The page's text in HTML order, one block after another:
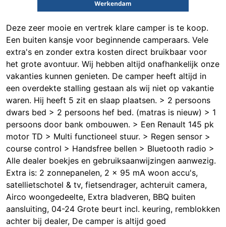
Deze zeer mooie en vertrek klare camper is te koop.
Een buiten kansje voor beginnende camperaars. Vele
extra's en zonder extra kosten direct bruikbaar voor
het grote avontuur. Wij hebben altijd onafhankelijk onze
vakanties kunnen genieten. De camper heeft altijd in
een overdekte stalling gestaan als wij niet op vakantie
waren. Hij heeft 5 zit en slaap plaatsen. > 2 persoons
dwars bed > 2 persoons hef bed. (matras is nieuw) > 1
persoons door bank ombouwen. > Een Renault 145 pk
motor TD > Multi functioneel stuur. > Regen sensor >
course control > Handsfree bellen > Bluetooth radio >
Alle dealer boekjes en gebruiksaanwijzingen aanwezig.
Extra is: 2 zonnepanelen, 2 x 95 mA woon accu's,
satellietschotel & tv, fietsendrager, achteruit camera,
Airco woongedeelte, Extra bladveren, BBQ buiten
aansluiting, 04-24 Grote beurt incl. keuring, remblokken
achter bij dealer, De camper is altijd goed